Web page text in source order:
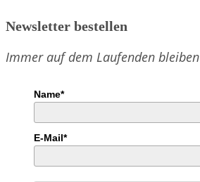
Newsletter bestellen
Immer auf dem Laufenden bleiben
Name*
E-Mail*